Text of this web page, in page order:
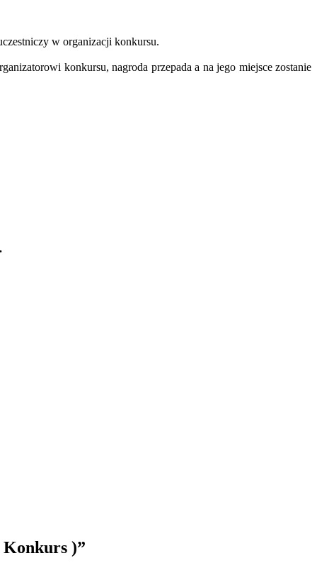
w organizacji konkursu.
konkursu, nagroda przepada a na jego miejsce zostanie
)”